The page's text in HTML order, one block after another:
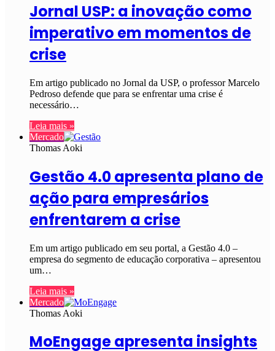
Jornal USP: a inovação como
imperativo em momentos de
crise
Em artigo publicado no Jornal da USP, o professor Marcelo
Pedroso defende que para se enfrentar uma crise é
necessário…
Leia mais »
Mercado
Thomas Aoki
Gestão 4.0 apresenta plano de
ação para empresários
enfrentarem a crise
Em um artigo publicado em seu portal, a Gestão 4.0 –
empresa do segmento de educação corporativa – apresentou
um…
Leia mais »
Mercado
Thomas Aoki
MoEngage apresenta insights